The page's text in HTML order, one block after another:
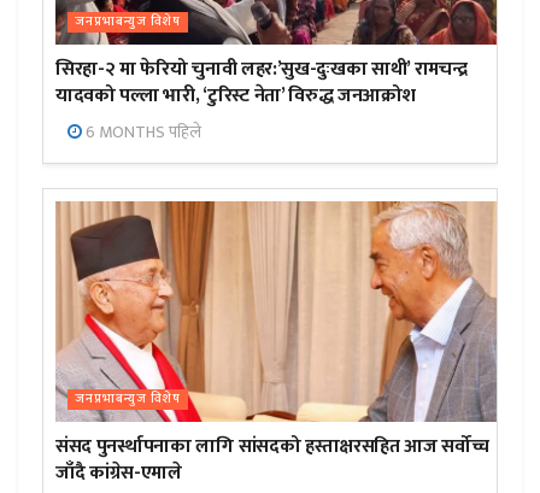
जनप्रभाबन्युज विशेष
सिरहा-२ मा फेरियो चुनावी लहर:’सुख-दुःखका साथी’ रामचन्द्र
यादवको पल्ला भारी, ‘टुरिस्ट नेता’ विरुद्ध जनआक्रोश
6 MONTHS पहिले
जनप्रभाबन्युज विशेष
संसद पुनर्स्थापनाका लागि सांसदको हस्ताक्षरसहित आज सर्वोच्च
जाँदै कांग्रेस-एमाले